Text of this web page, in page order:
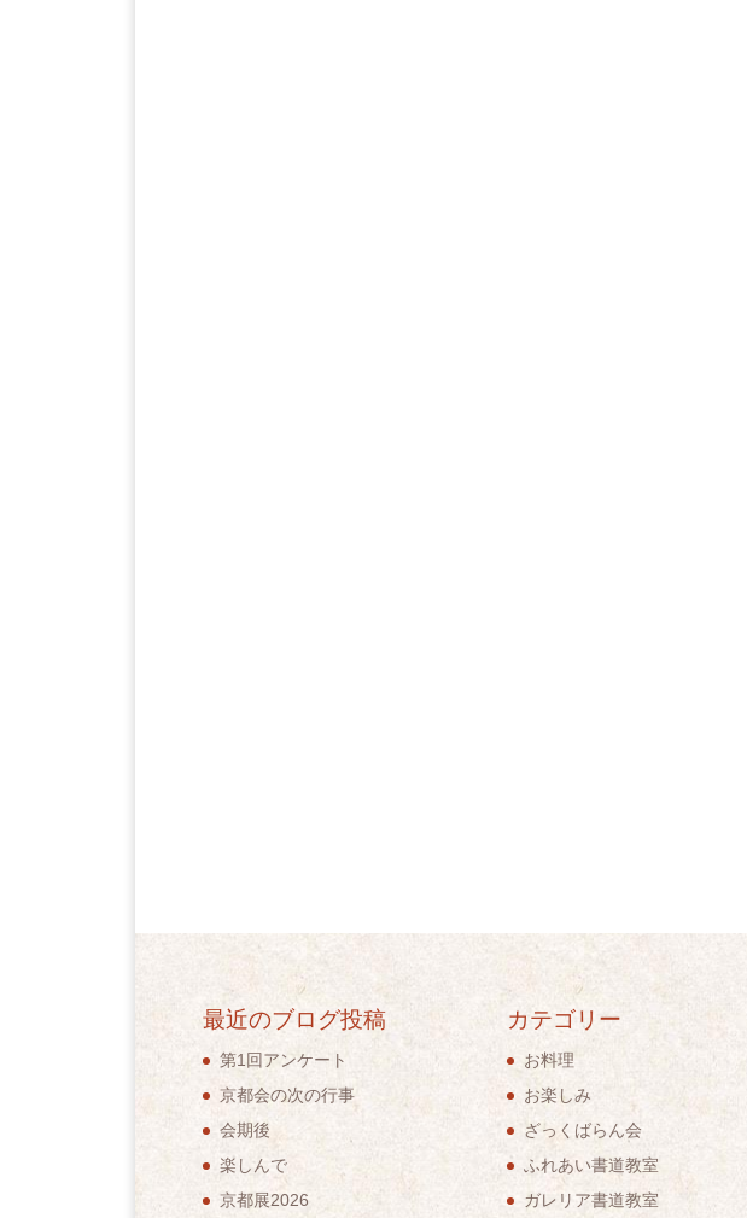
最近のブログ投稿
第1回アンケート
京都会の次の行事
会期後
楽しんで
京都展2026
カテゴリー
お料理
お楽しみ
ざっくばらん会
ふれあい書道教室
ガレリア書道教室